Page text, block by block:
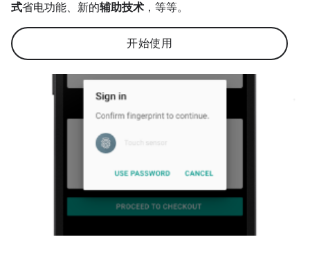
式省电功能、新的辅助技术 ，等等。
开始使用